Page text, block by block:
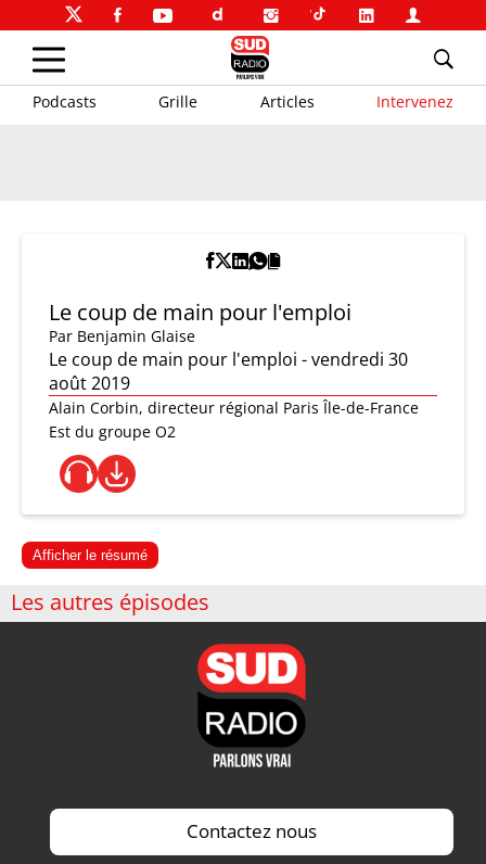
Podcasts Grille Articles Intervenez
Le coup de main pour l'emploi
Par Benjamin Glaise
Le coup de main pour l'emploi - vendredi 30
août 2019
Alain Corbin, directeur régional Paris Île-de-France
Est du groupe O2
Afficher le résumé
Les autres épisodes
Contactez nous